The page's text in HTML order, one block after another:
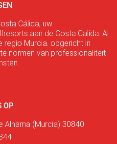
Cálida, uw
aan de Costa Calida. Al
regio Murcia. opgericht in
normen van professionaliteit
OP
Alhama (Murcia) 30840